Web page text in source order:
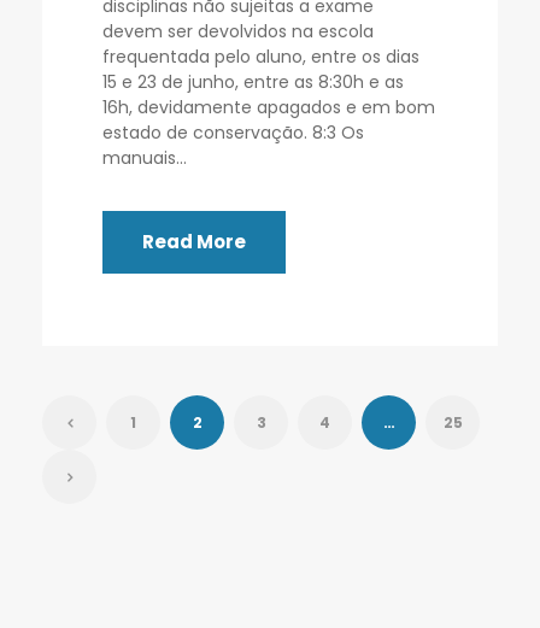
disciplinas não sujeitas a exame
devem ser devolvidos na escola
frequentada pelo aluno, entre os dias
15 e 23 de junho, entre as 8:30h e as
16h, devidamente apagados e em bom
estado de conservação. 8:3 Os
manuais...
Read More
1 2 3 4 … 25